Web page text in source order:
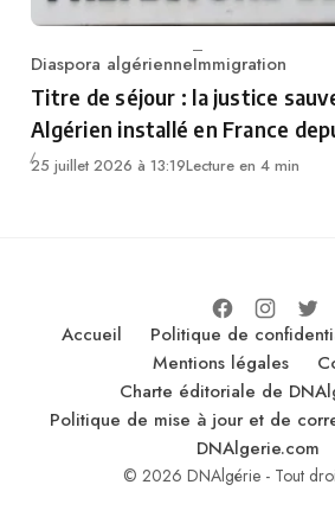
Category
Diaspora algérienneImmigration
Titre de séjour : la justice
Algérien installé en France
25 juillet 2026 à 13:19Lecture en 4 min
Accueil Politique de
Mentions légales
Charte éditoriale de
Politique de mise à jour et de
DNAlgerie.com
© 2026 DNAlgérie - Tout